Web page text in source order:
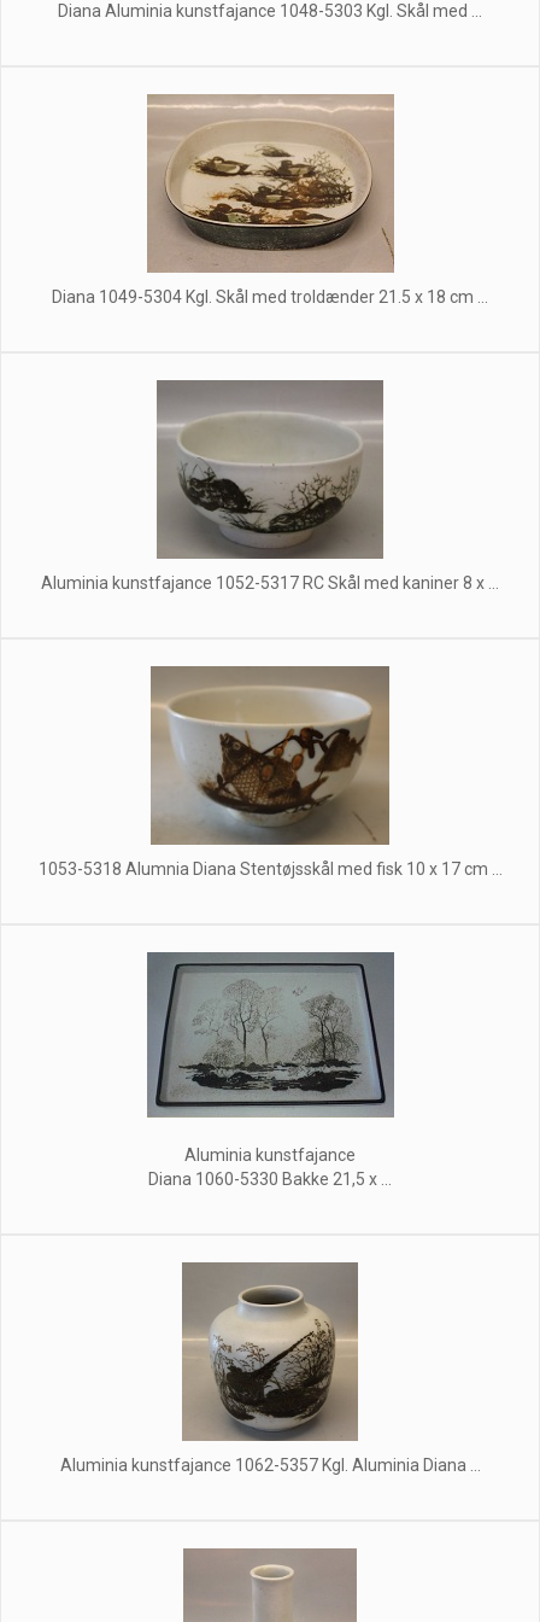
Diana Aluminia kunstfajance 1048-5303 Kgl. Skål med ...
Diana 1049-5304 Kgl. Skål med troldænder 21.5 x 18 cm ...
Aluminia kunstfajance 1052-5317 RC Skål med kaniner 8 x ...
1053-5318 Alumnia Diana Stentøjsskål med fisk 10 x 17 cm ...
Aluminia kunstfajance
Diana 1060-5330 Bakke 21,5 x ...
Aluminia kunstfajance 1062-5357 Kgl. Aluminia Diana ...